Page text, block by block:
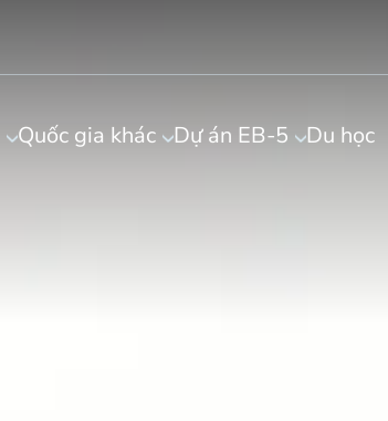
Quốc gia khác Dự án EB-5 Du học